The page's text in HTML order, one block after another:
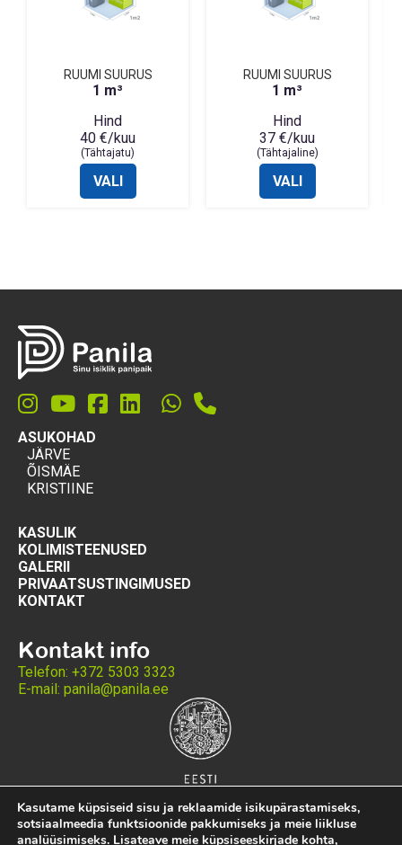
RUUMI SUURUS
1 m³
Hind
40 €/kuu
(Tähtajatu)
VALI
RUUMI SUURUS
1 m³
Hind
37 €/kuu
(Tähtajaline)
VALI
ASUKOHAD
JÄRVE
ÕISMÄE
KRISTIINE
KASULIK
KOLIMISTEENUSED
GALERII
PRIVAATSUSTINGIMUSED
KONTAKT
Kontakt info
Telefon: +372 5303 3323
E-mail: panila@panila.ee
Kasutame küpsiseid sisu ja reklaamide isikupärastamiseks,
sotsiaalmeedia funktsioonide pakkumiseks ja meie liikluse
analüüsimiseks. Lisateave meie küpsiseeskirjade kohta,